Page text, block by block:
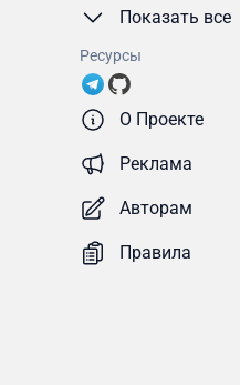
Показать все
Ресурсы
О Проекте
Реклама
Авторам
Правила